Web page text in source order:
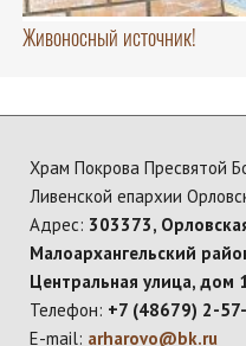
Живоносный источник!
Храм Покрова Пресвятой
Ливенской епархии
Адрес: 303373,
Малоархангельский
Центральная улица, дом
Телефон: +7 (48679) 2-
E-mail: arharovo@bk.ru